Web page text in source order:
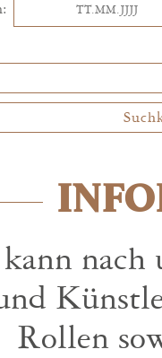
Rollen